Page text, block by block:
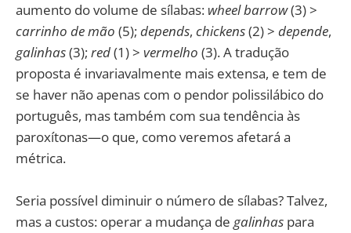
aumento do volume de sílabas: wheel barrow(3) >
carrinho de mão (5); depends, chickens(2) > depende,
galinhas(3); red(1) > vermelho (3). A tradução
proposta é invariavalmente mais extensa, e tem de
se haver não apenas com o pendor polissilábico do
português, mas também com sua tendência às
paroxítonas—o que, como veremos afetará a
métrica.
Seria possível diminuir o número de sílabas? Talvez,
mas a custos: operar a mudança de galinhas para